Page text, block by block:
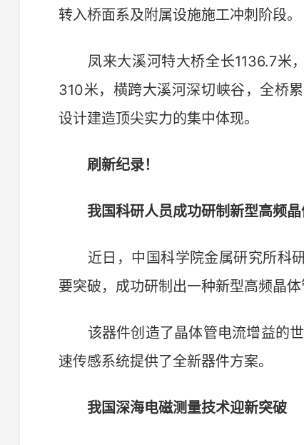
转入桥面系及附属设施施工冲刺阶段。
凤来大溪河特大桥全长1136.7米
310米，横跨大溪河深切峡谷，全桥
设计建造顶尖实力的集中体现。
刷新纪录！
我国科研人员成功研制新型高频晶
近日，中国科学院金属研究所科研
要突破，成功研制出一种新型高频晶
该器件创造了晶体管电流增益的世
速传感系统提供了全新器件方案。
我国深海电磁测量技术迎新突破